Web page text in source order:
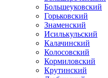
Большеуковский
Горьковский
Знаменский
Исилькульский
Калачинский
Колосовский
Кормиловский
Крутинский